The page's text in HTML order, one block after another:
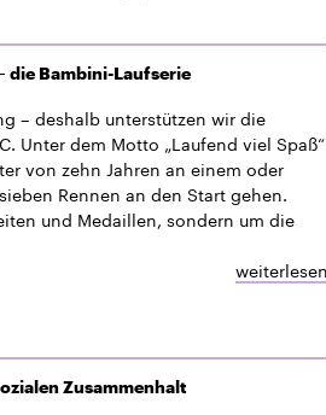
die Bambini-Laufserie
– deshalb unterstützen wir die
Unter dem Motto „Laufend viel Spaß“
von zehn Jahren an einem oder
Rennen an den Start gehen.
und Medaillen, sondern um die
weiterlesen
Zusammenhalt